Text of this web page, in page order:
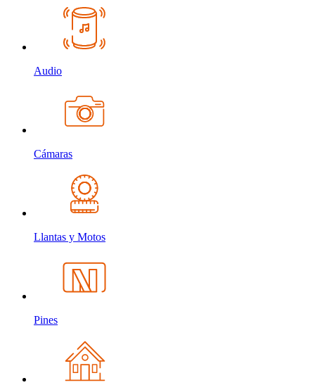
Audio
Cámaras
Llantas y Motos
Pines